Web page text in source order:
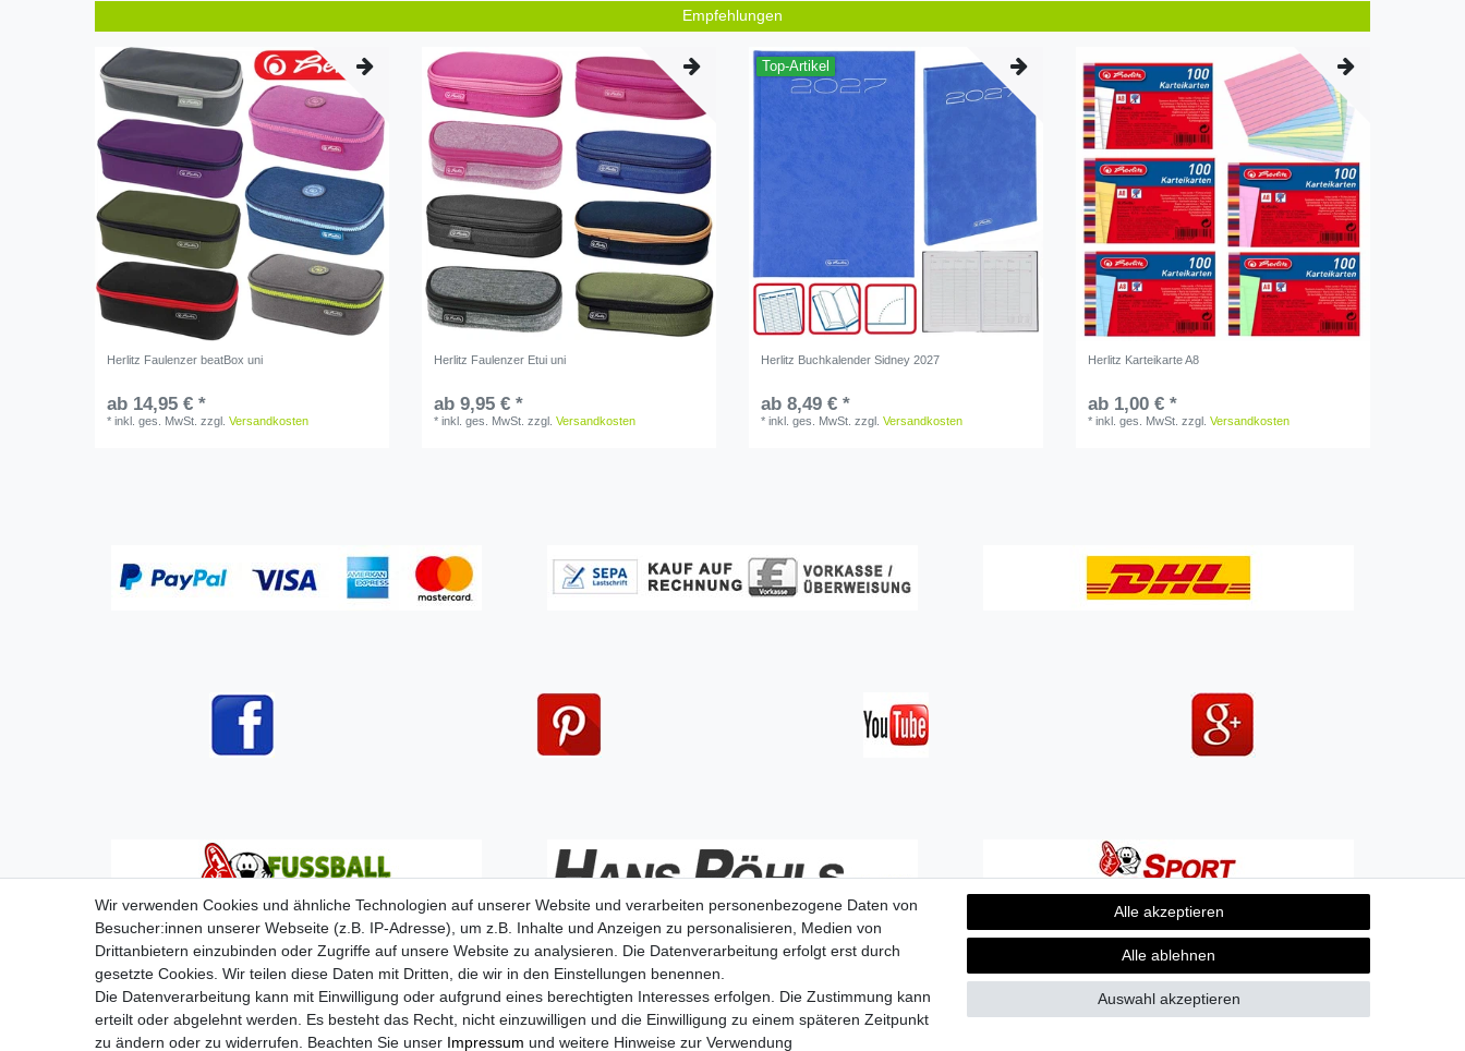
Empfehlungen
Herlitz Faulenzer beatBox uni
ab 14,95 € *
*inkl. ges. MwSt. zzgl.Versandkosten
Herlitz Faulenzer Etui uni
ab 9,95 € *
*inkl. ges. MwSt. zzgl.Versandkosten
Top-Artikel
Herlitz Buchkalender Sidney 2027
ab 8,49 € *
*inkl. ges. MwSt. zzgl.Versandkosten
Herlitz Karteikarte A8
ab 1,00 € *
*inkl. ges. MwSt. zzgl.Versandkosten
Impressum Daten­schutz­erklärung AGB Widerrufs­recht Vertrag widerrufen
Wir verwenden Cookies und ähnliche Technologien auf unserer Website und verarbeiten personenbezogene Daten von
Besucher:innen unserer Webseite (z.B. IP-Adresse), um z.B. Inhalte und Anzeigen zu personalisieren, Medien von
Drittanbietern einzubinden oder Zugriffe auf unsere Website zu analysieren. Die Datenverarbeitung erfolgt erst durch
gesetzte Cookies. Wir teilen diese Daten mit Dritten, die wir in den Einstellungen benennen.
Die Datenverarbeitung kann mit Einwilligung oder aufgrund eines berechtigten Interesses erfolgen. Die Zustimmung kann
erteilt oder abgelehnt werden. Es besteht das Recht, nicht einzuwilligen und die Einwilligung zu einem späteren Zeitpunkt
zu ändern oder zu widerrufen. Beachten Sie unser Impressum und weitere Hinweise zur Verwendung
Alle akzeptieren
Alle ablehnen
Auswahl akzeptieren